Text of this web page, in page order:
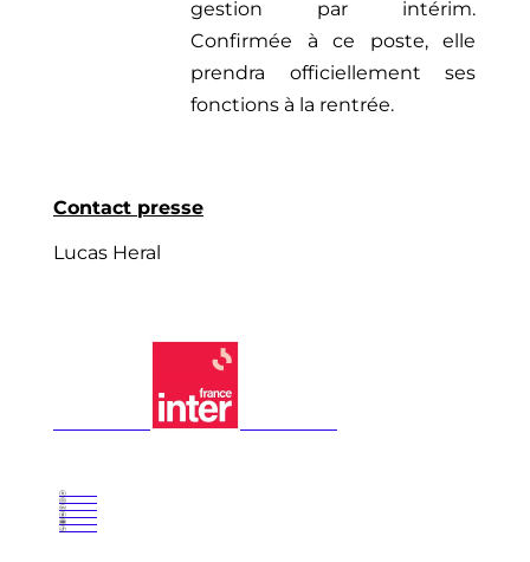
gestion par intérim.
Confirmée à ce poste, elle
prendra officiellement ses
fonctions à la rentrée.
Contact presse
Lucas Heral